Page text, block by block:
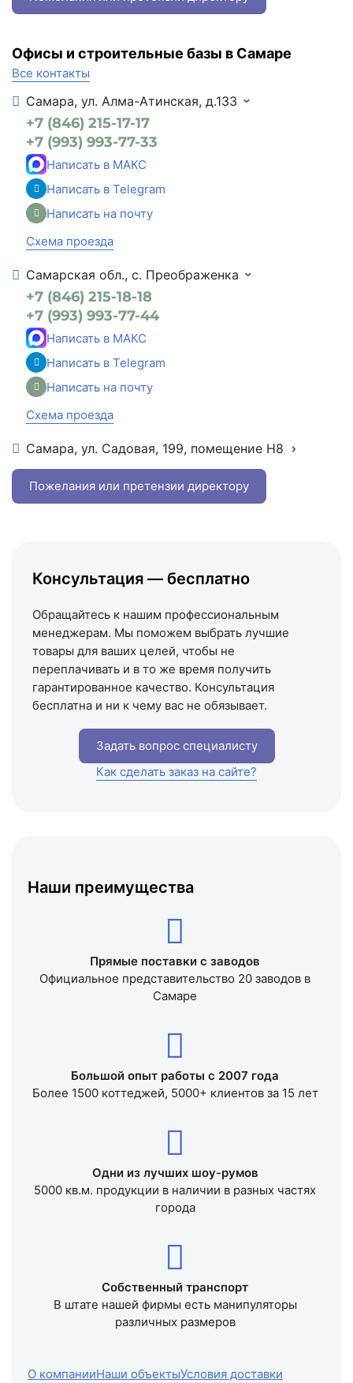
Офисы и строительные базы в Самаре
Все контакты
Самара, ул. Алма-Атинская, д.133
+7 (846) 215-17-17
+7 (993) 993-77-33
Написать в МАКС
Написать в Telegram
Написать на почту
Схема проезда
Самарская обл., с. Преображенка
+7 (846) 215-18-18
+7 (993) 993-77-44
Написать в МАКС
Написать в Telegram
Написать на почту
Схема проезда
Самара, ул. Садовая, 199, помещение Н8
+7 (993) 993-77-22
Написать в МАКС
Схема проезда
Пожелания или претензии директору
Наши преимущества
Прямые поставки с заводов
Официальное представительство 20 заводов в
Самаре
Большой опыт работы с 2007 года
Более 1500 коттеджей, 5000+ клиентов за 15 лет
Одни из лучших шоу-румов
5000 кв.м. продукции в наличии в разных частях
города
Собственный транспорт
В штате нашей фирмы есть манипуляторы
различных размеров
О компанииНаши объектыУсловия доставки
Консультация — бесплатно
Обращайтесь к нашим профессиональным
менеджерам. Мы поможем выбрать лучшие
товары для ваших целей, чтобы не
переплачивать и в то же время получить
гарантированное качество. Консультация
бесплатна и ни к чему вас не обязывает.
Задать вопрос специалисту
Как сделать заказ на сайте?